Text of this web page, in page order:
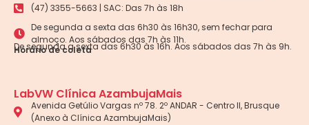
(47) 3355-5663 | SAC: Das 7h às 18h
De segunda a sexta das 6h30 às 16h30, sem fechar para
almoço. Aos sábados das 7h às 11h.
Horário de coleta
De segunda a sexta das 6h30 às 16h. Aos sábados das 7h às 9h.
LabVW Clínica AzambujaMais
Avenida Getúlio Vargas nº 78. 2º ANDAR - Centro II, Brusque
(Anexo à Clínica AzambujaMais)